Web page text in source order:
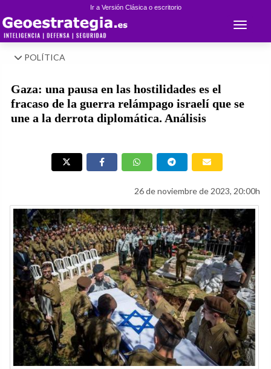
Ir a Versión Clásica o escritorio
Toggle
POLÍTICA
Gaza: una pausa en las hostilidades es el
fracaso de la guerra relámpago israelí que se
une a la derrota diplomática. Análisis
26 de noviembre de 2023, 20:00h